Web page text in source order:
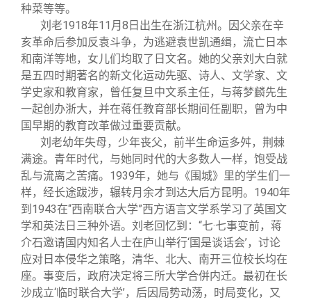
种菜等等。
刘老1918年11月8日出生在浙江杭州。因父亲在辛
亥革命后参加反袁斗争，为逃避袁世凯通缉，流亡日本
和南洋等地，女儿们均取了日文名。她的父亲刘大白就
是五四时期著名的新文化运动先驱、诗人、文学家、文
学史家和教育家，曾任复旦中文系主任，与蒋梦麟先生
一起创办浙大，并在蒋任教育部长期间任副职，曾为中
国早期的教育改革做过重要贡献。
刘老幼年失母，少年丧父，前半生命运多舛，荆棘
满途。青年时代，与她同时代的大多数人一样，饱受战
乱与流离之苦痛。1939年，她与《围城》里的学生们一
样，经长途跋涉，辗转月余才到达大后方昆明。1940年
到1943在“西南联合大学”西方语言文学系学习了英国文
学和英法日三种外语。刘老回忆到：“七·七事变前，蒋
介石邀请国内知名人士在庐山举行‘国是谈话会’，讨论
应对日本侵华之策略，清华、北大、南开三位校长均在
座。事变后，政府决定将三所大学合併内迁。最初在长
沙成立‘临时联合大学’，后因局势动荡，时局变化，又